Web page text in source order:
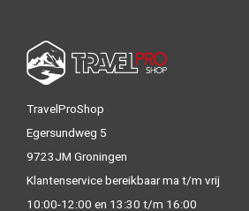
TravelProShop
Egersundweg 5
9723JM Groningen
Klantenservice bereikbaar ma t/m vrij
10:00-12:00 en 13:30 t/m 16:00